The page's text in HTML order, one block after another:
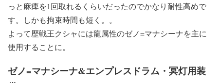
っと麻痺を1回取れるくらいだったのでかなり耐性高めで
す。しかも拘束時間も短く。。
よって歴戦王クシャには龍属性のゼノ=マナシーナを主に
使用することに。
ゼノ=マナシーナ&エンプレスドラム・冥灯用装